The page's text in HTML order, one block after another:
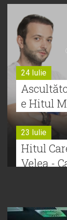
24 Iulie
e Hitul
23 Iulie
Hitul
Velea -
Bătălie